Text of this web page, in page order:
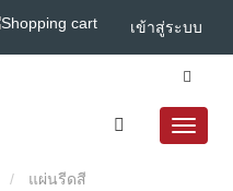
เข้าสู่ระบบ
แผ่นรีดสี